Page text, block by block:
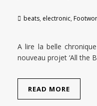
beats, electronic,
A lire la belle
nouveau projet ‘All the
READ MORE